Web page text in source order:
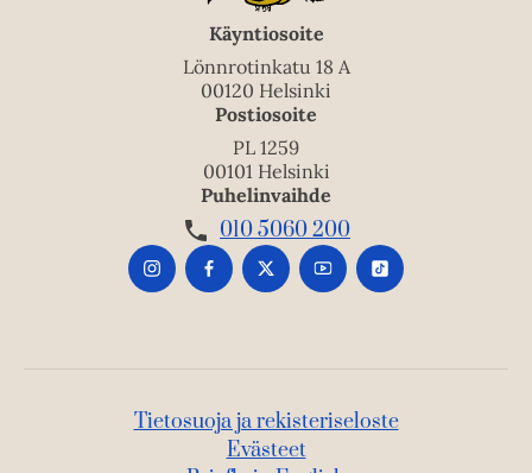
Käyntiosoite
Lönnrotinkatu 18 A
00120 Helsinki
Postiosoite
PL 1259
00101 Helsinki
Puhelinvaihde
010 5060 200
Tietosuoja ja rekisteriseloste
Evästeet